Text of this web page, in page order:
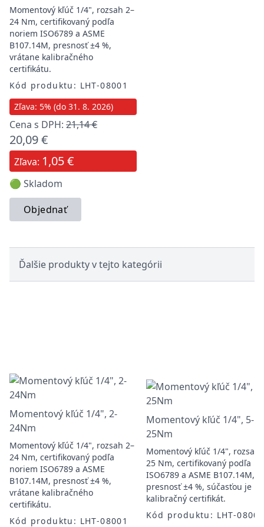
Momentový kľúč 1/4", rozsah 2–
24 Nm, certifikovaný podľa
noriem ISO6789 a ASME
B107.14M, presnosť ±4 %,
vrátane kalibračného
certifikátu.
Kód produktu: LHT-08001
Zľava: 5% (do 31. 8. 2026)
Cena s DPH: 21,14 €
20,09 €
Zľava: 1,05 €
🟢 Skladom
Objednať
Ďalšie produkty v tejto kategórii
Momentový kľúč 1/4", 2-
24Nm
Momentový kľúč 1/4", rozsah 2–
24 Nm, certifikovaný podľa
noriem ISO6789 a ASME
B107.14M, presnosť ±4 %,
vrátane kalibračného
certifikátu.
Kód produktu: LHT-08001
Momentový kľúč 1/4", 5-
25Nm
Momentový kľúč 1/4", rozsah
25 Nm, certifikovaný podľa
ISO6789 a ASME B107.14M,
presnosť ±4 %, súčasťou je
kalibračný certifikát.
Kód produktu: LHT-